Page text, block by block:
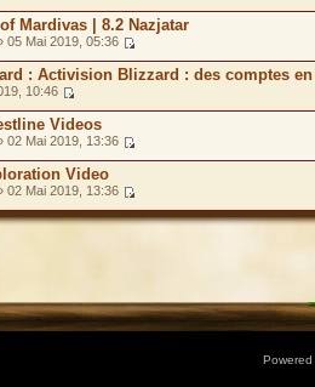
Mardivas | 8.2 Nazjatar
05 Mai 2019, 05:36
: Activision Blizzard : des comptes
10:46
Videos
02 Mai 2019, 13:36
Video
02 Mai 2019, 13:36